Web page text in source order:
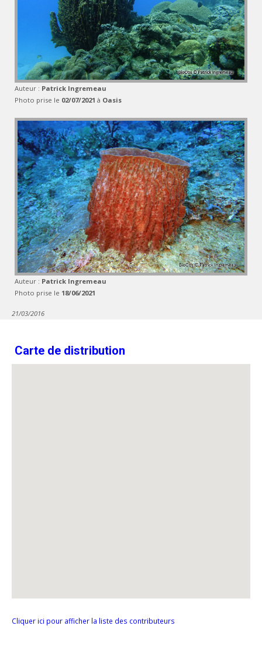
Auteur : Patrick Ingremeau
Photo prise le 02/07/2021 à Oasis
Auteur : Patrick Ingremeau
Photo prise le 18/06/2021
21/03/2016
Carte de distribution
Cliquer ici pour afficher la liste des contributeurs